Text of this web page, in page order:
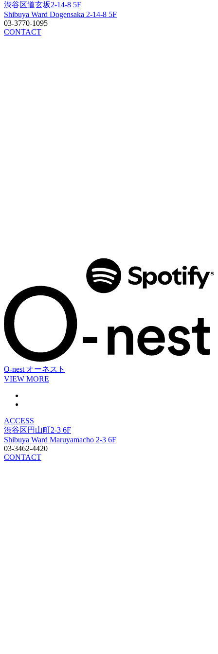
渋谷区道玄坂2-14-8 5F
Shibuya Ward Dogensaka 2-14-8 5F
03-3770-1095
CONTACT
O-nest オーネスト
VIEW MORE
ACCESS
渋谷区円山町2-3 6F
Shibuya Ward Maruyamacho 2-3 6F
03-3462-4420
CONTACT